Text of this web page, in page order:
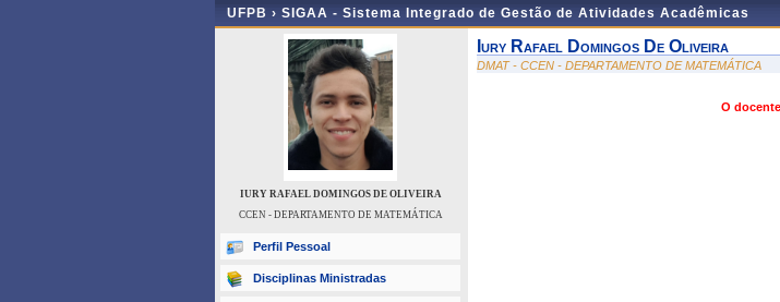
UFPB › SIGAA - Sistema Integrado de Gestão de Atividades Acadêmicas
IURY RAFAEL DOMINGOS DE OLIVEIRA
CCEN - DEPARTAMENTO DE MATEMÁTICA
Perfil Pessoal
Disciplinas Ministradas
Iury Rafael Domingos De Oliveira
DMAT - CCEN - DEPARTAMENTO DE MATEMÁTICA
O